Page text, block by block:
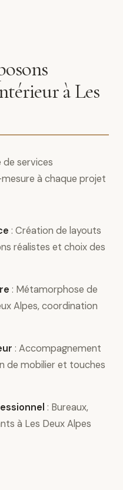
à Les
services
à chaque projet
: Création de layouts
réalistes et choix des
: Métamorphose de
Alpes, coordination
: Accompagnement
de mobilier et touches
: Bureaux,
à Les Deux Alpes